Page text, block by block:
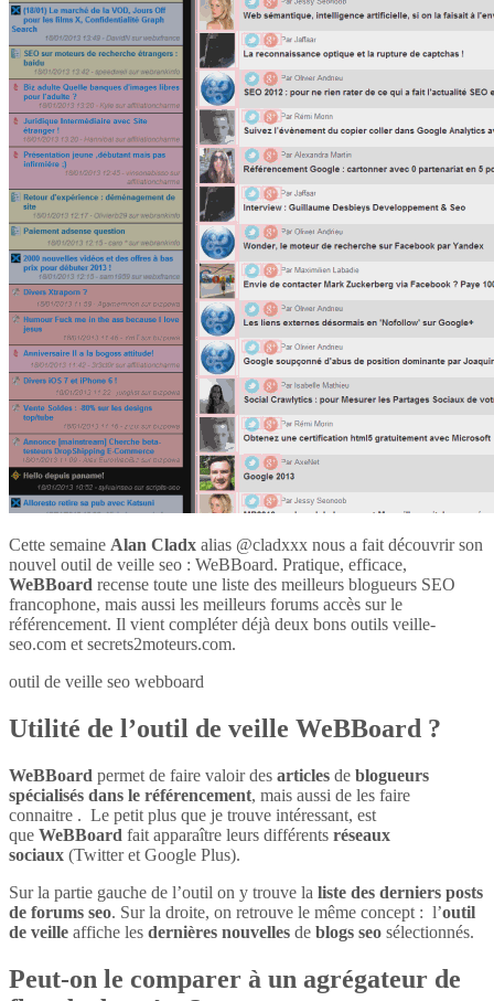
Cette semaine Alan Cladx alias @cladxxx nous a fait découvrir son
nouvel outil de veille seo : WeBBoard. Pratique, efficace,
WeBBoard recense toute une liste des meilleurs blogueurs SEO
francophone, mais aussi les meilleurs forums accès sur le
référencement. Il vient compléter déjà deux bons outils veille-
seo.com et secrets2moteurs.com.
outil de veille seo webboard
Utilité de l’outil de veille WeBBoard ?
WeBBoard permet de faire valoir des articles de blogueurs
spécialisés dans le référencement, mais aussi de les faire
connaitre . Le petit plus que je trouve intéressant, est
que WeBBoard fait apparaître leurs différents réseaux
sociaux (Twitter et Google Plus).
Sur la partie gauche de l’outil on y trouve la liste des derniers posts
de forums seo. Sur la droite, on retrouve le même concept : l’outil
de veille affiche les dernières nouvelles de blogs seo sélectionnés.
Peut-on le comparer à un agrégateur de